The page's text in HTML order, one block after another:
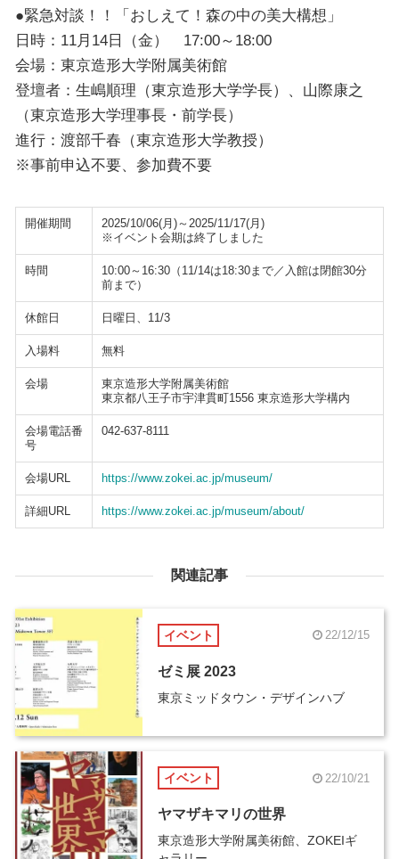
●緊急対談！！「おしえて！森の中の美大構想」
日時：11月14日（金） 17:00～18:00
会場：東京造形大学附属美術館
登壇者：生嶋順理（東京造形大学学長）、山際康之
（東京造形大学理事長・前学長）
進行：渡部千春（東京造形大学教授）
※事前申込不要、参加費不要
開催期間
2025/10/06(月)～2025/11/17(月)
※イベント会期は終了しました
時間
10:00～16:30（11/14は18:30まで／入館は閉館30分
前まで）
休館日 日曜日、11/3
入場料 無料
会場
東京造形大学附属美術館
東京都八王子市宇津貫町1556 東京造形大学構内
会場電話番
号
042-637-8111
会場URL https://www.zokei.ac.jp/museum/
詳細URL https://www.zokei.ac.jp/museum/about/
関連記事
イベント 22/12/15
ゼミ展 2023
東京ミッドタウン・デザインハブ
イベント 22/10/21
ヤマザキマリの世界
東京造形大学附属美術館、ZOKEIギ